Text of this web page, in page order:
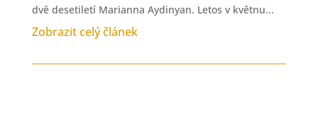
dvě desetiletí Marianna Aydinyan. Letos v květnu...
Zobrazit celý článek